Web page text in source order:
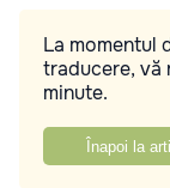
La momentul
traducere, vă
minute.
Înapoi la